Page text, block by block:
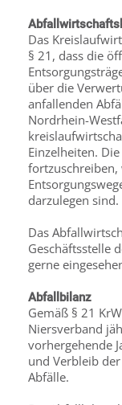
Das
§ 21, dass die
über die
anfallenden
Nordrhein-
Einzelheiten.
fortzuschreiben,
darzulegen sind.
Das
Geschäftsstelle
gerne
Abfallbilanz
Gemäß § 21
Niersverband
vorhergehende
und Verbleib
Abfälle.